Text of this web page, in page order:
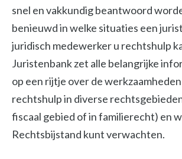
snel en vakkundig beantwoord
benieuwd in welke situaties een
juridisch medewerker u rechtshulp
Juristenbank zet alle belangrijke
op een rijtje over de
rechtshulp in diverse
fiscaal gebied of in familierecht) en
Rechtsbijstand kunt verwachten.